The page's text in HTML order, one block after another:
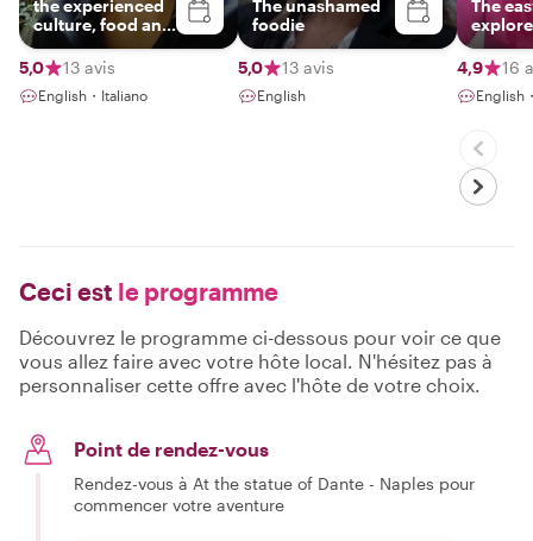
the experienced
culture, food and
music lover
5,0
13 avis
English・Italiano
The unashamed
foodie
5,0 13 avis
English
The
4,9 16
English
Ceci est le programme
Découvrez le programme ci-dessous pour voir ce que
vous allez faire avec votre hôte local. N'hésitez pas à
personnaliser cette offre avec l'hôte de votre choix.
Point de rendez-vous
Rendez-vous à At the statue of Dante - Naples pour
commencer votre aventure